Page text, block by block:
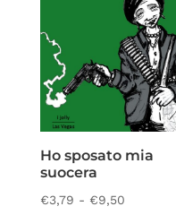
Ho sposato mia
suocera
€3,79 - €9,50Fascia